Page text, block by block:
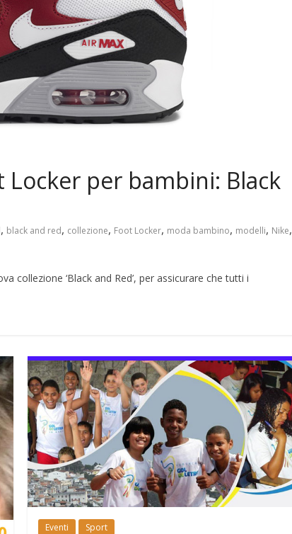
Locker per bambini: Black
, black and red, collezione, Foot Locker, moda bambino, modelli, Nike,
collezione ‘Black and Red’, per assicurare che tutti i
Eventi Sport